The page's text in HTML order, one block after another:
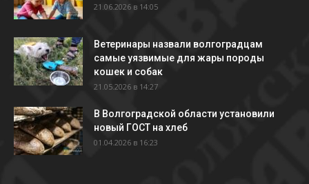
21.06.2026 в 14:05
Ветеринары назвали волгоградцам
самые уязвимые для жары породы
кошек и собак
21.05.2026 в 14:27
В Волгоградской области установили
новый ГОСТ на хлеб
01.04.2026 в 16:23